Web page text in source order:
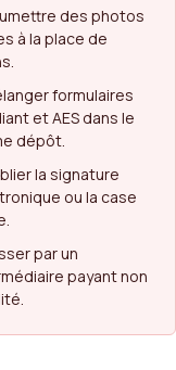
des photos
à la place de
formulaires
et AES dans le
dépôt.
la signature
ou la case
par un
payant non